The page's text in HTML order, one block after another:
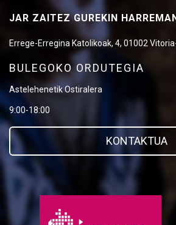
JAR ZAITEZ GUREKIN
Errege-Erregina Katolikoak, 4, 01002
BULEGOKO ORDUTEGIA
Astelehenetik Ostiralera
9:00-18:00
KONTAKTUA